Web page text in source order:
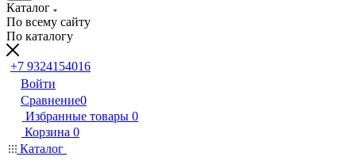
Каталог
По всему сайту
По каталогу
+7 9324154016
Войти
Сравнение0
Избранные товары 0
Корзина 0
Каталог